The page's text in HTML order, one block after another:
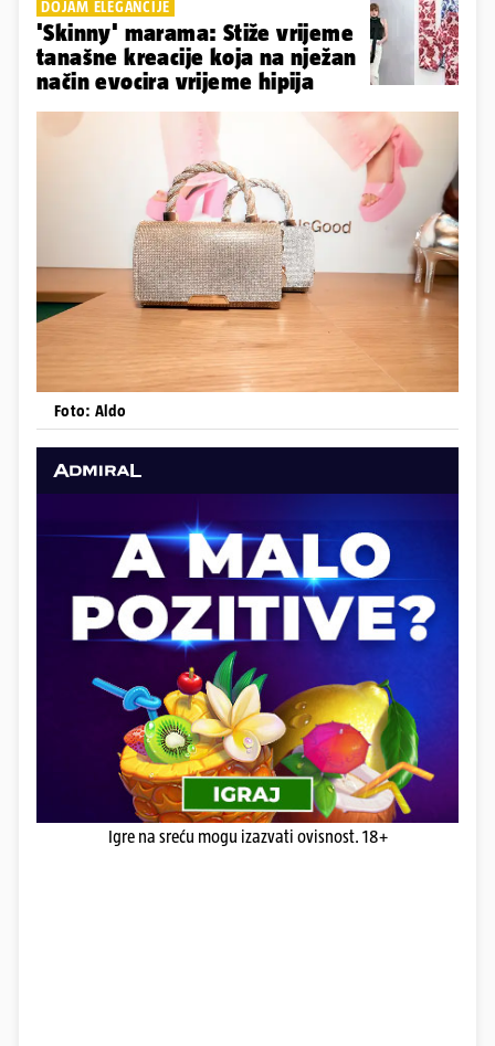
DOJAM ELEGANCIJE
'Skinny' marama: Stiže vrijeme
tanašne kreacije koja na nježan
način evocira vrijeme hipija
Foto: Aldo
Igre na sreću mogu izazvati ovisnost. 18+